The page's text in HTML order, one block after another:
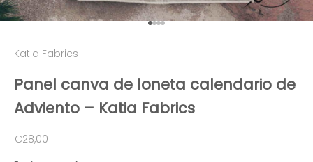
Ir al artículo 1
Ir al artículo 2
Ir al artículo 3
Ir al artículo 4
Katia Fabrics
Panel canva de loneta calendario de
Adviento – Katia Fabrics
Precio de oferta
€28,00